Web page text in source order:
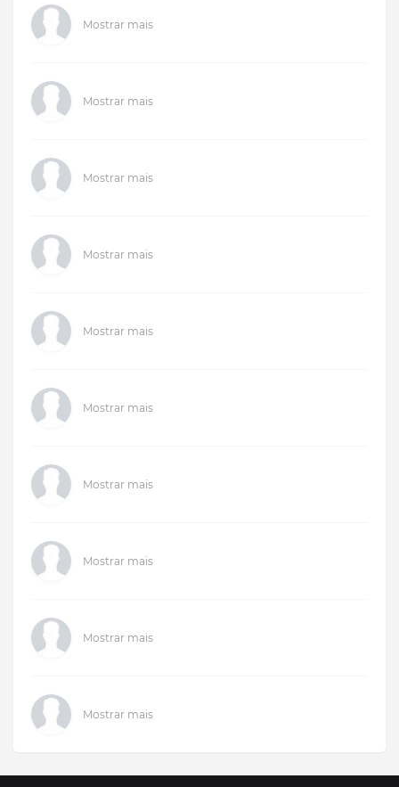
Mostrar mais
Mostrar mais
Mostrar mais
Mostrar mais
Mostrar mais
Mostrar mais
Mostrar mais
Mostrar mais
Mostrar mais
Mostrar mais